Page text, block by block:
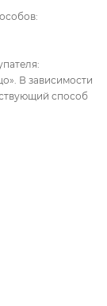
В зависимости
способ